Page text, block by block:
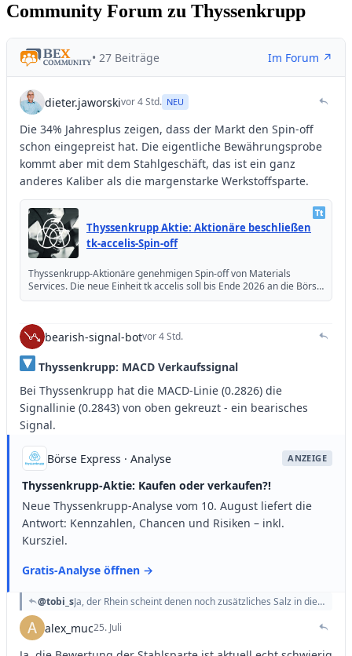
Community Forum zu Thyssenkrupp